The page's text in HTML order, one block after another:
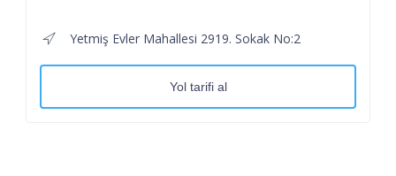
Yetmiş Evler Mahallesi 2919. Sokak No:2
Yol tarifi al